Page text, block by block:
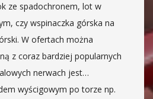
ze spadochronem, lot w
czy wspinaczka górska na
W ofertach można
z coraz bardziej popularnych
nerwach jest…
wyścigowym po torze np.